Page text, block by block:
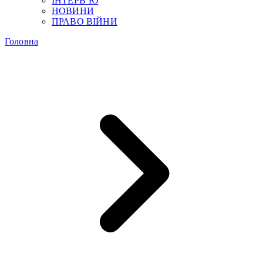
НОВИНИ
ПРАВО ВІЙНИ
Головна